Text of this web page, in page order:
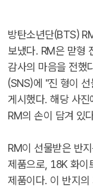
방탄소년단(BTS)
보냈다. RM은 맏형
감사의 마음을 전했
(SNS)에 "진 형이
게시했다. 해당 사
RM의 손이 담겨 있
RM이 선물받은 반
제품으로, 18K 화이
제품이다. 이 반지